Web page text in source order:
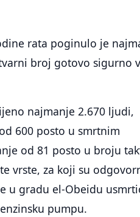
rata poginulo je
broj gotovo sigurno
najmanje 2.670 ljudi,
600 posto u smrtnim
od 81 posto u broju
vrste, za koji su
u gradu el-Obeidu
pumpu.